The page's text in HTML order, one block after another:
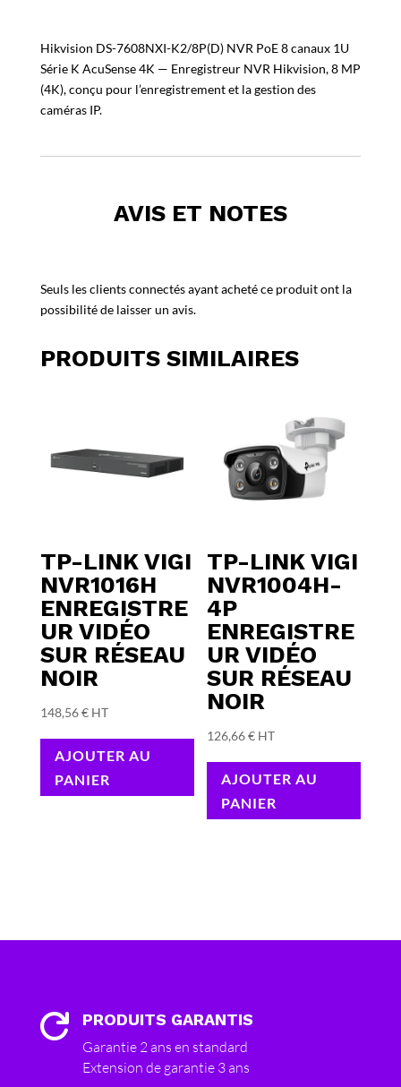
Hikvision DS-7608NXI-K2/8P(D) NVR PoE 8 canaux 1U
Série K AcuSense 4K — Enregistreur NVR Hikvision, 8 MP
(4K), conçu pour l’enregistrement et la gestion des
caméras IP.
AVIS ET NOTES
Seuls les clients connectés ayant acheté ce produit ont la
possibilité de laisser un avis.
PRODUITS SIMILAIRES
TP-LINK VIGI
NVR1016H
ENREGISTRE
UR VIDÉO
SUR RÉSEAU
NOIR
148,56€ HT
AJOUTER AU
PANIER
TP-LINK VIGI
NVR1004H-
4P
ENREGISTRE
UR VIDÉO
SUR RÉSEAU
NOIR
126,66€ HT
AJOUTER AU
PANIER
 PRODUITS GARANTIS
Garantie 2 ans en standard
Extension de garantie 3 ans